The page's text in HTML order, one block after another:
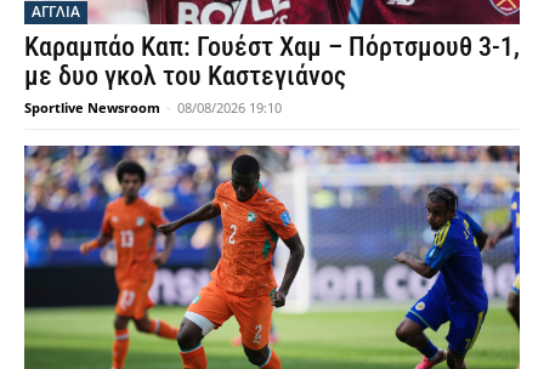
ΑΓΓΛΙΑ
Καραμπάο Καπ: Γουέστ Χαμ – Πόρτσμουθ 3-1,
με δυο γκολ του Καστεγιάνος
Sportlive Newsroom - 08/08/2026 19:10